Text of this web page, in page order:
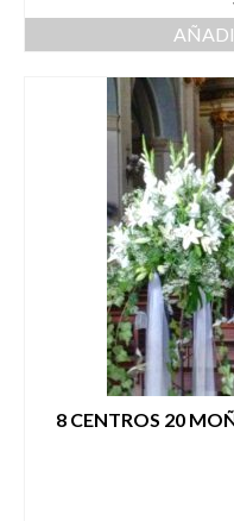
8 CENTROS 20